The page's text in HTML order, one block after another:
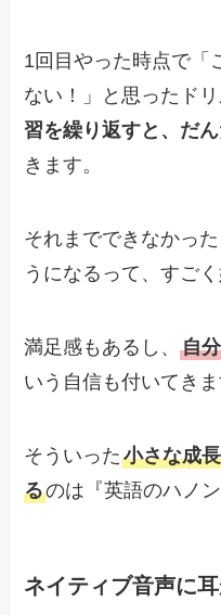
1回目やった時点で「
ない！」と思ったド
習を繰り返すと、だ
きます。
それまでできなかっ
うになるって、すご
満足感もあるし、自
いう自信も付いてきま
そういった小さな成
るのは『英語のハノ
ネイティブ音声に